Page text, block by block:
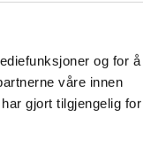
og for å
våre innen
gjort tilgjengelig for